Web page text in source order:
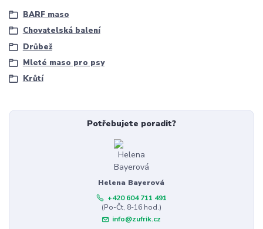
BARF maso
Chovatelská balení
Drůbež
Mleté maso pro psy
Krůtí
Potřebujete poradit?
Helena Bayerová
+420 604 711 491
(Po-Čt, 8-16 hod.)
info@zufrik.cz